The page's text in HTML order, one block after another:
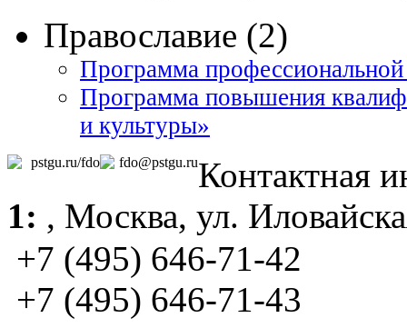
Православие (2)
Программа
Программа повышения
и культуры»
pstgu.ru/fdo fdo@pstgu.ruКонтактная
1: , Москва, ул.
+7 (495) 646-71-42
+7 (495) 646-71-43